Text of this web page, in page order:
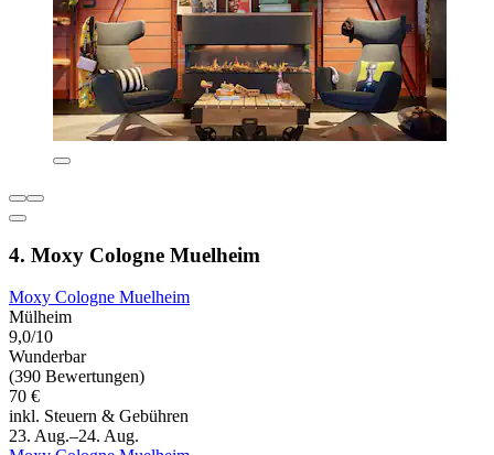
4. Moxy Cologne Muelheim
Moxy Cologne Muelheim
Mülheim
9,0/10
Wunderbar
(390 Bewertungen)
70 €
inkl. Steuern & Gebühren
23. Aug.–24. Aug.